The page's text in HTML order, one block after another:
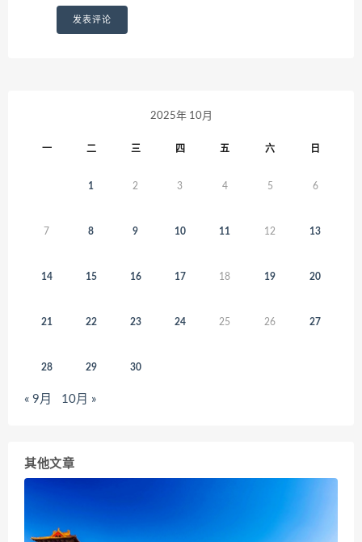
2025年 10月
一 二 三 四 五 六 日
1 2 3 4 5 6
7 8 9 10 11 12 13
14 15 16 17 18 19 20
21 22 23 24 25 26 27
28 29 30
« 9月 10月 »
其他文章